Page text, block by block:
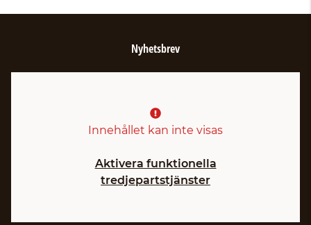
Nyhetsbrev
Innehållet kan inte visas
Aktivera funktionella
tredjepartstjänster